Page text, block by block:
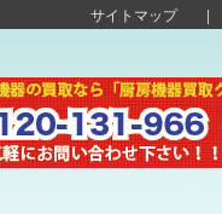
サイトマップ